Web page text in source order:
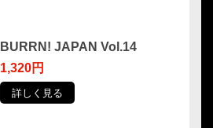
BURRN! JAPAN Vol.14
1,320円
詳しく見る